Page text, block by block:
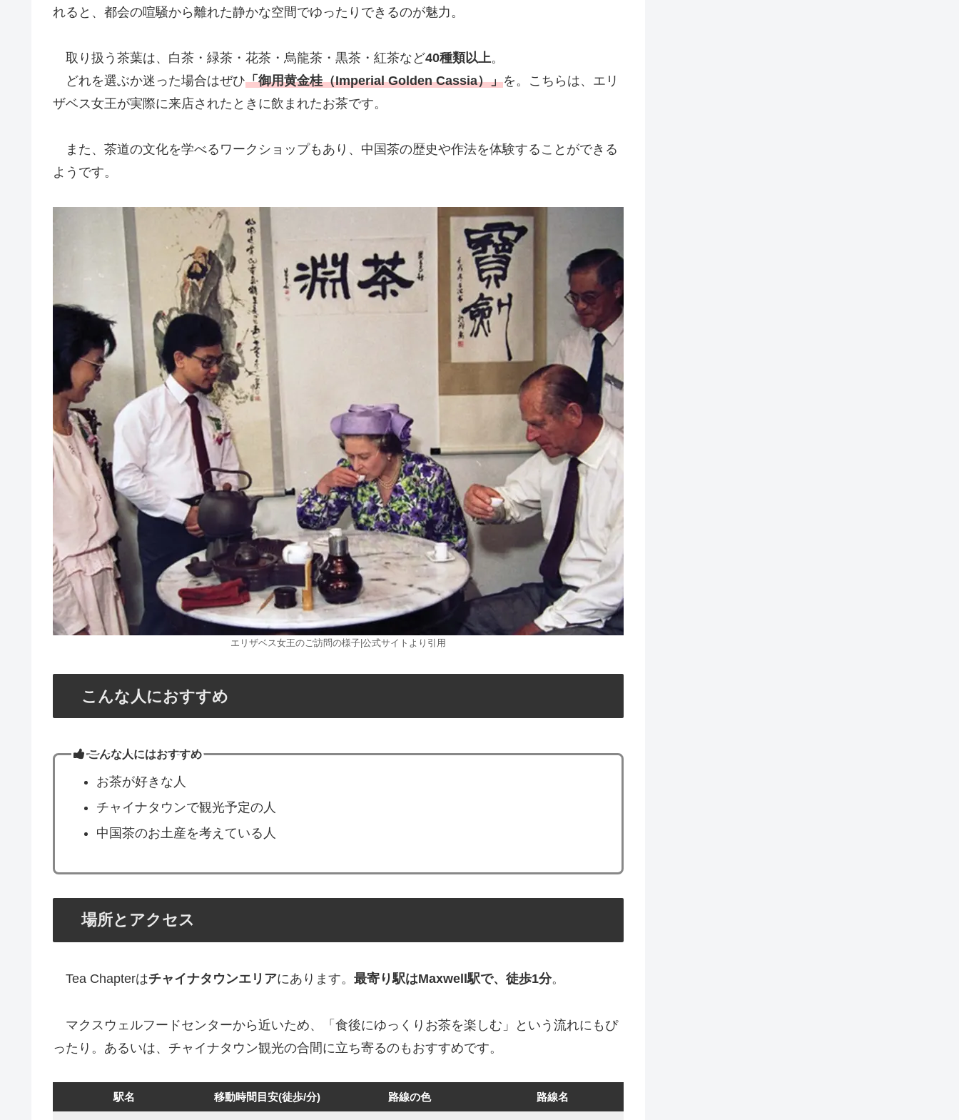
れると、都会の喧騒から離れた静かな空間でゆったりできるのが魅力。
取り扱う茶葉は、白茶・緑茶・花茶・烏龍茶・黒茶・紅茶など40種類以上。
どれを選ぶか迷った場合はぜひ「御用黄金桂（Imperial Golden Cassia）」を。こちらは、エリ
ザベス女王が実際に来店されたときに飲まれたお茶です。
また、茶道の文化を学べるワークショップもあり、中国茶の歴史や作法を体験することができる
ようです。
エリザベス女王のご訪問の様子|公式サイトより引用
こんな人におすすめ
こんな人にはおすすめ
お茶が好きな人
チャイナタウンで観光予定の人
中国茶のお土産を考えている人
場所とアクセス
Tea Chapterはチャイナタウンエリアにあります。 最寄り駅はMaxwell駅で、徒歩1分。
マクスウェルフードセンターから近いため、「食後にゆっくりお茶を楽しむ」という流れにもぴ
ったり。あるいは、チャイナタウン観光の合間に立ち寄るのもおすすめです。
駅名 移動時間目安(徒歩/分) 路線の色 路線名